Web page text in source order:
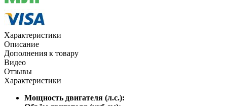
Характеристики
Описание
Дополнения к товару
Видео
Отзывы
Характеристики
Мощность двигателя (л.с.):